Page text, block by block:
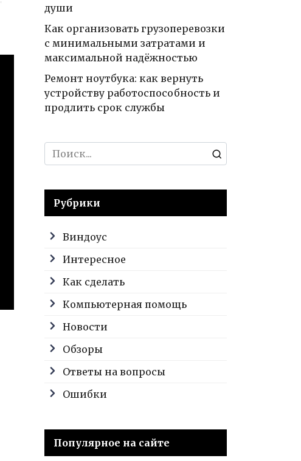
души
Как организовать грузоперевозки
с минимальными затратами и
максимальной надёжностью
Ремонт ноутбука: как вернуть
устройству работоспособность и
продлить срок службы
Search
for:
Рубрики
Виндоус
Интересное
Как сделать
Компьютерная помощь
Новости
Обзоры
Ответы на вопросы
Ошибки
Популярное на сайте